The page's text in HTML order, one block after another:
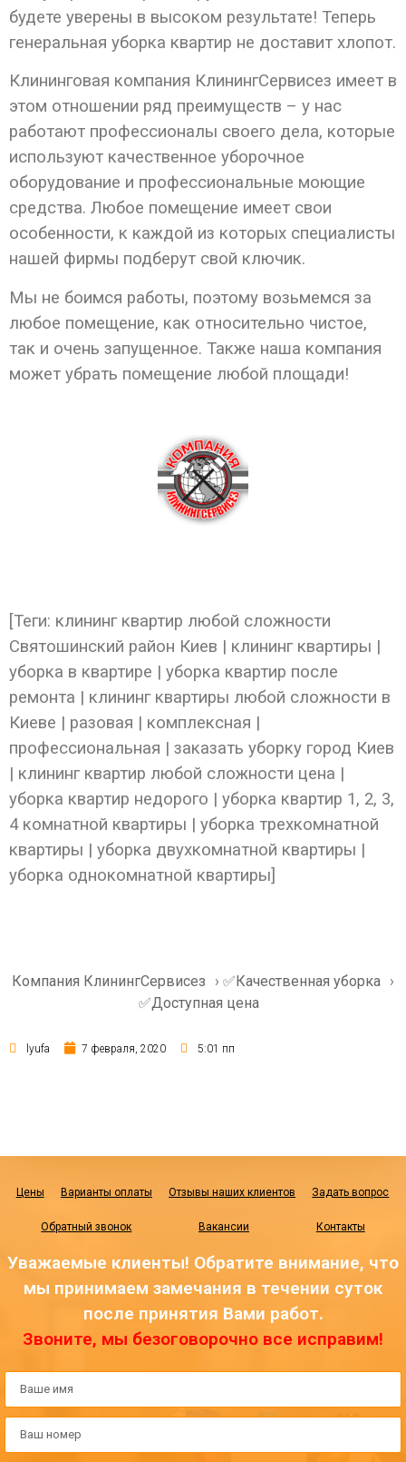
будете уверены в высоком результате! Теперь
генеральная уборка квартир не доставит хлопот.
Клининговая компания КлинингСервисез имеет в
этом отношении ряд преимуществ – у нас
работают профессионалы своего дела, которые
используют качественное уборочное
оборудование и профессиональные моющие
средства. Любое помещение имеет свои
особенности, к каждой из которых специалисты
нашей фирмы подберут свой ключик.
Мы не боимся работы, поэтому возьмемся за
любое помещение, как относительно чистое,
так и очень запущенное. Также наша компания
может убрать помещение любой площади!
[Теги: клининг квартир любой сложности
Святошинский район Киев | клининг квартиры |
уборка в квартире | уборка квартир после
ремонта | клининг квартиры любой сложности в
Киеве | разовая | комплексная |
профессиональная | заказать уборку город Киев
| клининг квартир любой сложности цена |
уборка квартир недорого | уборка квартир 1, 2, 3,
4 комнатной квартиры | уборка трехкомнатной
квартиры | уборка двухкомнатной квартиры |
уборка однокомнатной квартиры]
Компания КлинингСервисез › ✅Качественная уборка ›
✅Доступная цена
lyufa 7 февраля, 2020 5:01 пп
Цены Варианты оплаты Отзывы наших клиентов Задать вопрос
Обратный звонок Вакансии Контакты
Уважаемые клиенты! Обратите внимание, что
мы принимаем замечания в течении суток
после принятия Вами работ.
Звоните, мы безоговорочно все исправим!